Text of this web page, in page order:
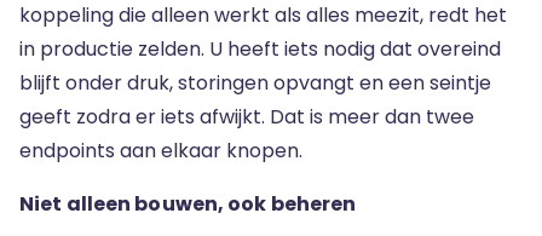
koppeling die alleen werkt als alles meezit, redt het
in productie zelden. U heeft iets nodig dat overeind
blijft onder druk, storingen opvangt en een seintje
geeft zodra er iets afwijkt. Dat is meer dan twee
endpoints aan elkaar knopen.
Niet alleen bouwen, ook beheren